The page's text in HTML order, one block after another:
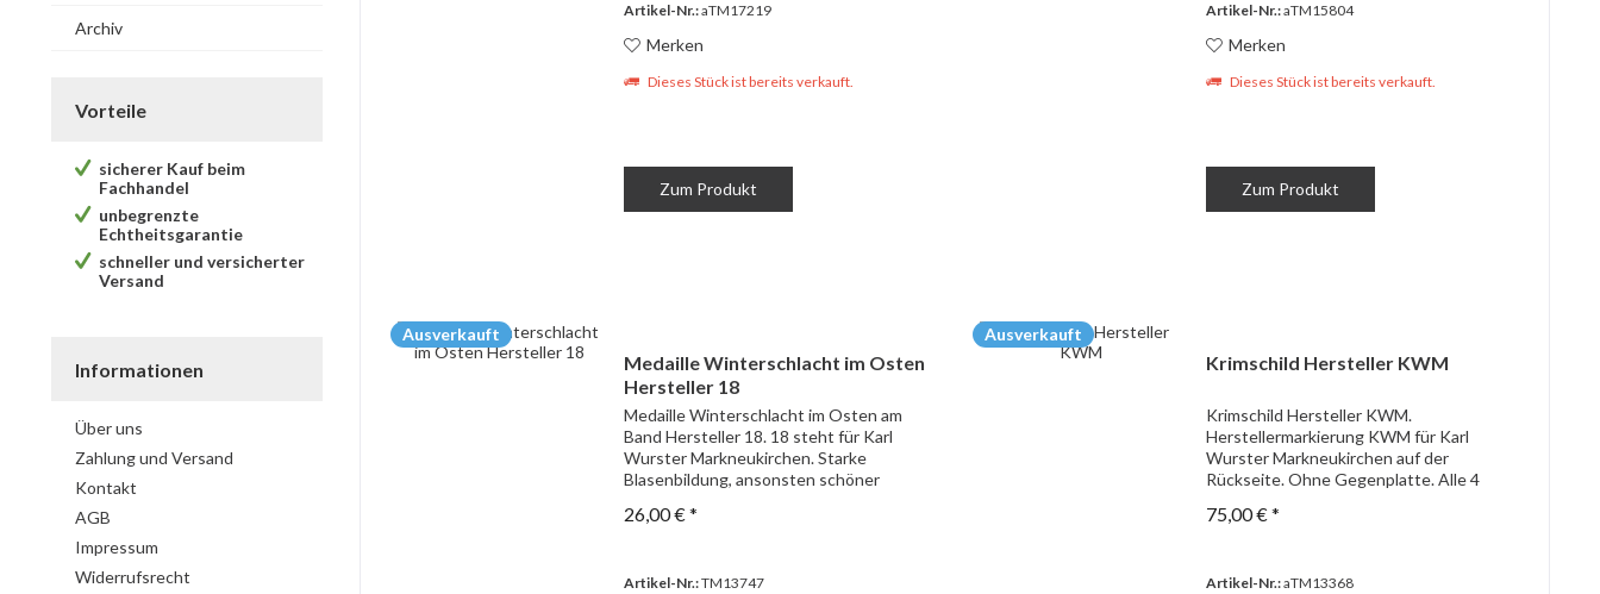
Archiv
Vorteile
sicherer Kauf beim
Fachhandel
unbegrenzte
Echtheitsgarantie
schneller und versicherter
Versand
Informationen
Über uns
Zahlung und Versand
Kontakt
AGB
Impressum
Widerrufsrecht
Artikel-Nr.:aTM17219
Merken
Dieses Stück ist bereits verkauft.
Zum Produkt
Artikel-Nr.:aTM15804
Merken
Dieses Stück ist bereits verkauft.
Zum Produkt
Ausverkauft
Medaille Winterschlacht im Osten
Hersteller 18
Medaille Winterschlacht im Osten am
Band Hersteller 18. 18 steht für Karl
Wurster Markneukirchen. Starke
Blasenbildung, ansonsten schöner
26,00 € *
Artikel-Nr.:TM13747
Ausverkauft
Krimschild Hersteller KWM
Krimschild Hersteller KWM.
Herstellermarkierung KWM für Karl
Wurster Markneukirchen auf der
Rückseite. Ohne Gegenplatte. Alle 4
Zustand.
75,00 € *
Artikel-Nr.:aTM13368